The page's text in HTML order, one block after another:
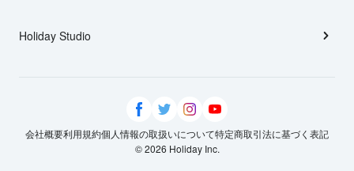
Holiday Studio
会社概要利用規約個人情報の取扱いについて特定商取引法に基づく表記
© 2026 Holiday Inc.